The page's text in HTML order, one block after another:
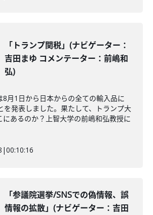
「トランプ関税」(ナビゲーター：
吉田まゆ コメンテーター：前嶋和
弘)
8月1日から日本からの全ての輸入品に
を発表しました。果たして、トランプ大
にあるのか？上智大学の前嶋和弘教授に
|00:10:16
「参議院選挙/SNSでの偽情報、誤
情報の拡散」(ナビゲーター：吉田